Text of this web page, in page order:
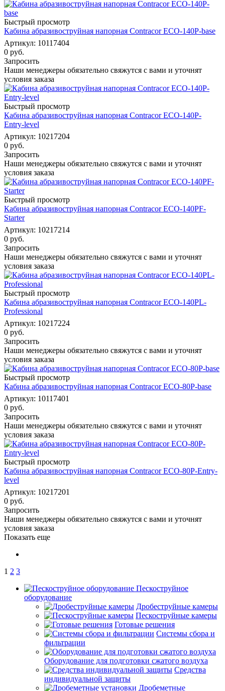
Быстрый просмотр
Кабина абразивоструйная напорная Contracor ECO-140P-base
Артикул: 10117404
0 руб.
Запросить
Наши менеджеры обязательно свяжутся с вами и уточнят
условия заказа
Быстрый просмотр
Кабина абразивоструйная напорная Contracor ECO-140P-
Entry-level
Артикул: 10217204
0 руб.
Запросить
Наши менеджеры обязательно свяжутся с вами и уточнят
условия заказа
Быстрый просмотр
Кабина абразивоструйная напорная Contracor ECO-140PF-
Starter
Артикул: 10217214
0 руб.
Запросить
Наши менеджеры обязательно свяжутся с вами и уточнят
условия заказа
Быстрый просмотр
Кабина абразивоструйная напорная Contracor ECO-140PL-
Professional
Артикул: 10217224
0 руб.
Запросить
Наши менеджеры обязательно свяжутся с вами и уточнят
условия заказа
Быстрый просмотр
Кабина абразивоструйная напорная Contracor ECO-80P-base
Артикул: 10117401
0 руб.
Запросить
Наши менеджеры обязательно свяжутся с вами и уточнят
условия заказа
Быстрый просмотр
Кабина абразивоструйная напорная Contracor ECO-80P-Entry-
level
Артикул: 10217201
0 руб.
Запросить
Наши менеджеры обязательно свяжутся с вами и уточнят
условия заказа
Показать еще
1 2 3
Пескоструйное
оборудование
Дробеструйные камеры
Пескоструйные камеры
Готовые решения
Системы сбора и
фильтрации
Оборудование для подготовки сжатого воздуха
Средства
индивидуальной защиты
Дробеметные